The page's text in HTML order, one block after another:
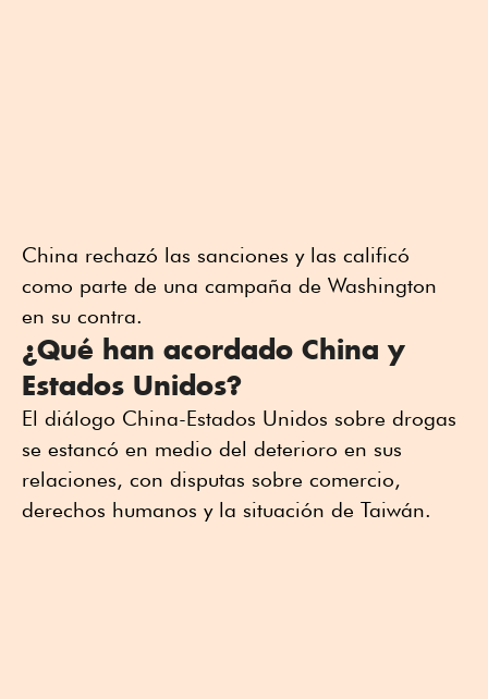
China rechazó las sanciones y las calificó
como parte de una campaña de Washington
en su contra.
¿Qué han acordado China y
Estados Unidos?
El diálogo China-Estados Unidos sobre drogas
se estancó en medio del deterioro en sus
relaciones, con disputas sobre comercio,
derechos humanos y la situación de Taiwán.